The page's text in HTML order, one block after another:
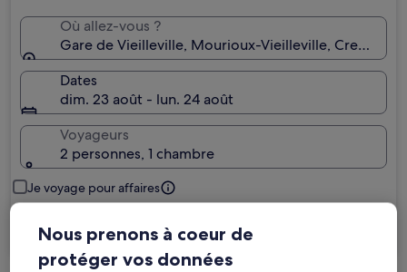
Où allez-vous ?
Gare de Vieilleville, Mourioux-Vieilleville, Creuse
Dates
dim. 23 août - lun. 24 août
Voyageurs
2 personnes, 1 chambre
Je voyage pour affaires
Rechercher
Nous prenons à coeur de
protéger vos données